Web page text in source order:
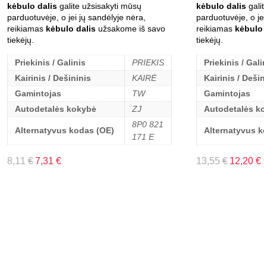
kėbulo dalis galite užsisakyti mūsų
parduotuvėje, o jei jų sandėlyje nėra,
reikiamas kėbulo dalis užsakome iš savo
tiekėjų.
Priekinis / Galinis
PRIEKIS
Kairinis / Dešininis
KAIRĖ
Gamintojas
TW
Autodetalės kokybė
ZJ
Alternatyvus kodas (OE)
8P0 821
171 E
8,11 €7,31 €
kėbulo dalis
parduotuvėje, o
reikiamas
tiekėjų.
Priekinis /
Kairinis /
Gamintojas
Autodetalės
Alternatyvus
13,55€ 12,20 €